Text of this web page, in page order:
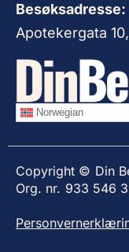
Besøksadresse:
Apotekergata
Norwegian
Copyright © Din
Org. nr. 933 546